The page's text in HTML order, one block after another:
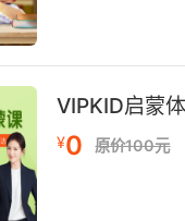
的东西都还在 但
and
that this piece
我对这件作品有
VIPKID启蒙
¥0 原价100元